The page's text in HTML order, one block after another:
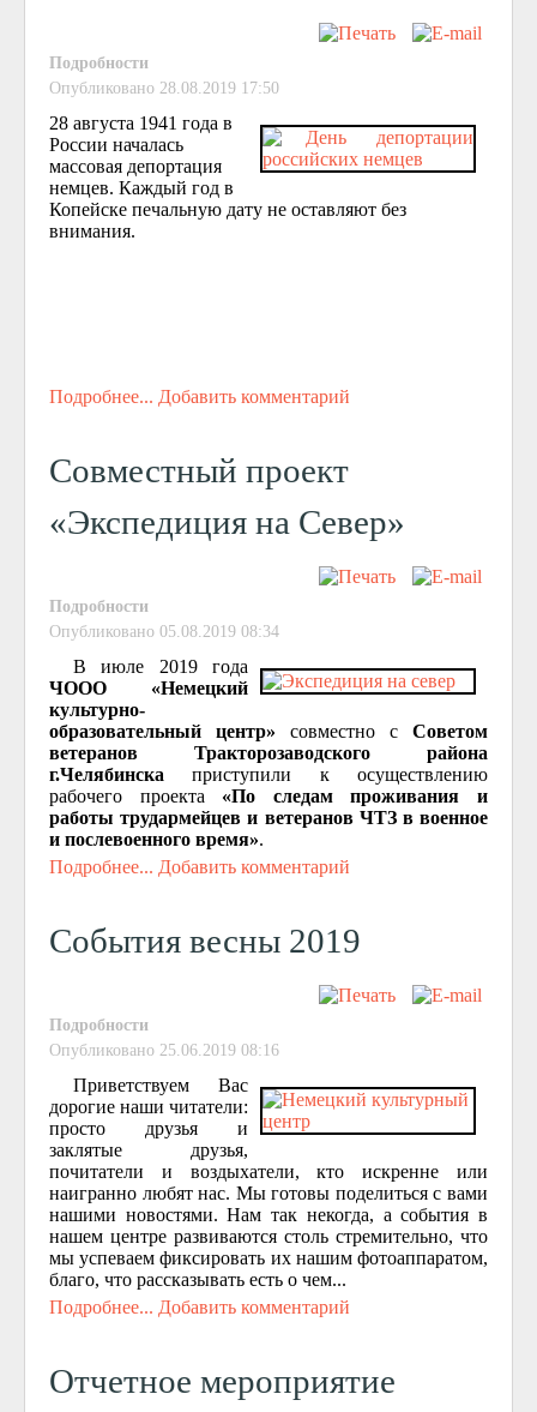
Подробности
Опубликовано 28.08.2019 17:50
28 августа 1941 года в
России началась
массовая депортация
немцев. Каждый год в
Копейске печальную дату не оставляют без
внимания.
Подробнее... Добавить комментарий
Совместный проект
«Экспедиция на Север»
Подробности
Опубликовано 05.08.2019 08:34
В июле 2019 года
ЧООО «Немецкий
культурно-
образовательный центр» совместно с Советом
ветеранов Тракторозаводского района
г.Челябинска приступили к осуществлению
рабочего проекта «По следам проживания и
работы трудармейцев и ветеранов ЧТЗ в военное
и послевоенного время».
Подробнее... Добавить комментарий
События весны 2019
Подробности
Опубликовано 25.06.2019 08:16
Приветствуем Вас
дорогие наши читатели:
просто друзья и
заклятые друзья,
почитатели и воздыхатели, кто искренне или
наигранно любят нас. Мы готовы поделиться с вами
нашими новостями. Нам так некогда, а события в
нашем центре развиваются столь стремительно, что
мы успеваем фиксировать их нашим фотоаппаратом,
благо, что рассказывать есть о чем...
Подробнее... Добавить комментарий
Отчетное мероприятие